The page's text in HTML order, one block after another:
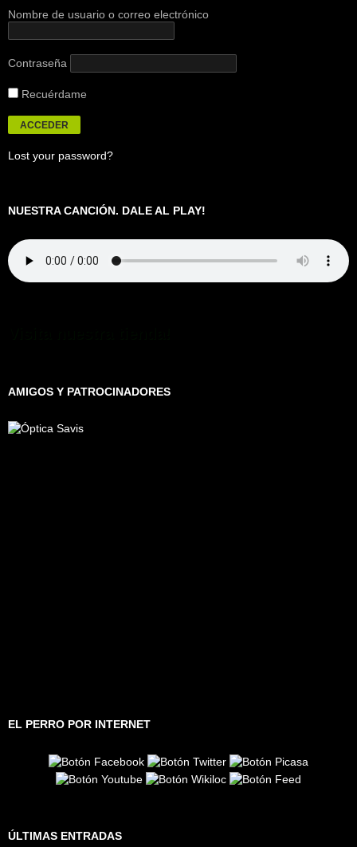
Nombre de usuario o correo electrónico
Contraseña
Recuérdame
Lost your password?
NUESTRA CANCIÓN. DALE AL PLAY!
AMIGOS Y PATROCINADORES
EL PERRO POR INTERNET
ÚLTIMAS ENTRADAS